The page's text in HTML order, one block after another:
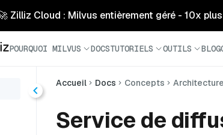
Zilliz Cloud : Milvus entièrement géré - 10x
POURQUOI MILVUS DOCSTUTORIELS OUTILS BLOG
Accueil Docs Concepts Architecture
Service de